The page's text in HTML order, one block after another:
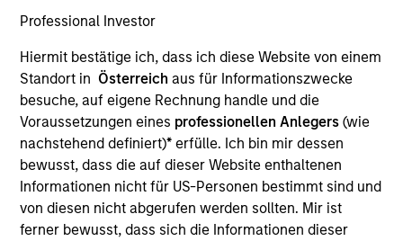
Professional Investor
Hiermit bestätige ich, dass ich diese Website von einem
Standort in Österreich aus für Informationszwecke
besuche, auf eigene Rechnung handle und die
Voraussetzungen eines professionellen Anlegers(wie
nachstehend definiert)* erfülle. Ich bin mir dessen
bewusst, dass die auf dieser Website enthaltenen
Informationen nicht für US-Personen bestimmt sind und
von diesen nicht abgerufen werden sollten. Mir ist
ferner bewusst, dass sich die Informationen dieser
22 Years
TEAM
Calvert Research And Management Team
Ibrahim Kara is an Executive Director and Portfolio
Manager for Calvert Research and Management,
which specializes in responsible and sustainable